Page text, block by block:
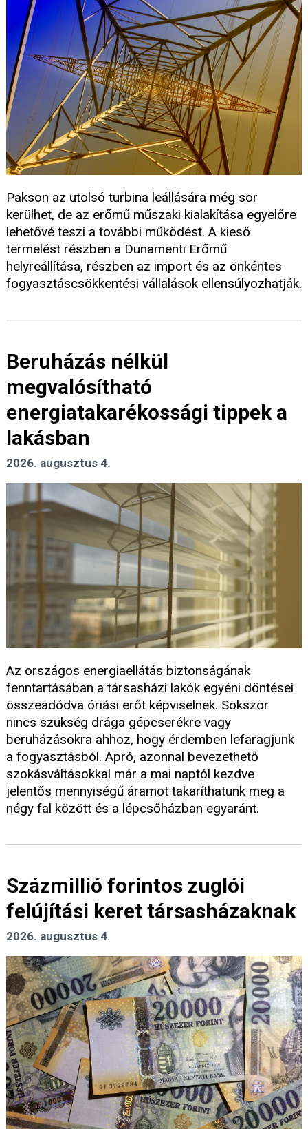
Pakson az utolsó turbina leállására még sor
kerülhet, de az erőmű műszaki kialakítása egyelőre
lehetővé teszi a további működést. A kieső
termelést részben a Dunamenti Erőmű
helyreállítása, részben az import és az önkéntes
fogyasztáscsökkentési vállalások ellensúlyozhatják.
Beruházás nélkül
megvalósítható
energiatakarékossági tippek a
lakásban
2026. augusztus 4.
Az országos energiaellátás biztonságának
fenntartásában a társasházi lakók egyéni döntései
összeadódva óriási erőt képviselnek. Sokszor
nincs szükség drága gépcserékre vagy
beruházásokra ahhoz, hogy érdemben lefaragjunk
a fogyasztásból. Apró, azonnal bevezethető
szokásváltásokkal már a mai naptól kezdve
jelentős mennyiségű áramot takaríthatunk meg a
négy fal között és a lépcsőházban egyaránt.
Százmillió forintos zuglói
felújítási keret társasházaknak
2026. augusztus 4.